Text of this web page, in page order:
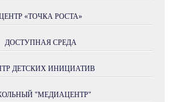
«ТОЧКА РОСТА»
ДОСТУПНАЯ СРЕДА
ДЕТСКИХ ИНИЦИАТИВ
"МЕДИАЦЕНТР"